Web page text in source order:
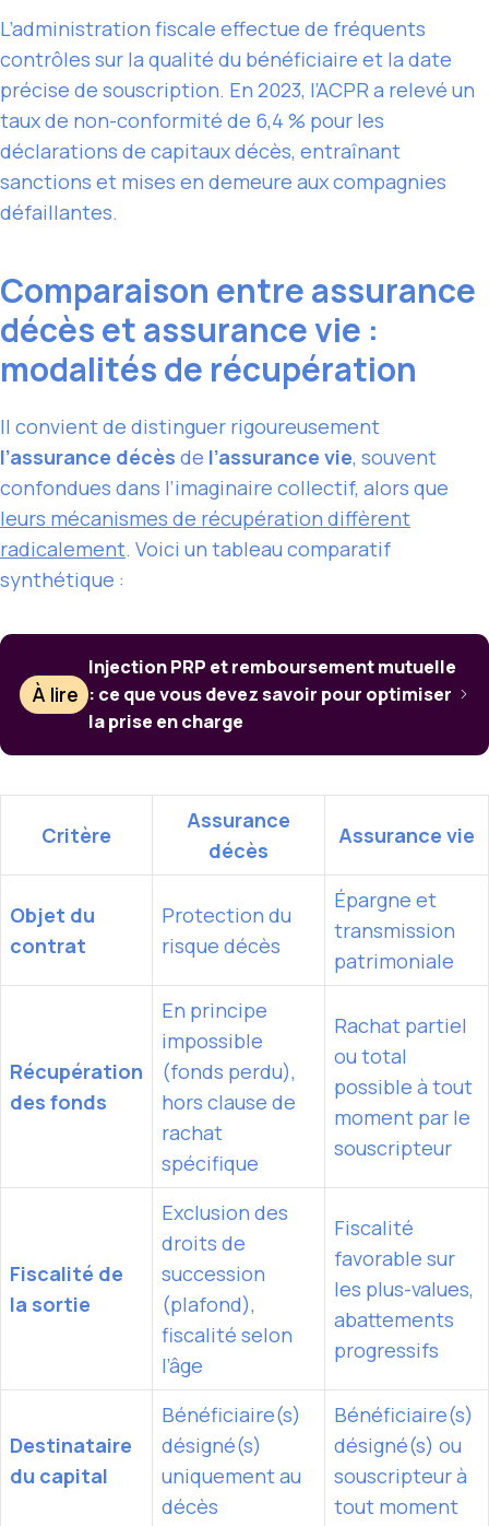
L’administration fiscale effectue de fréquents
contrôles sur la qualité du bénéficiaire et la date
précise de souscription. En 2023, l’ACPR a relevé un
taux de non-conformité de 6,4 % pour les
déclarations de capitaux décès, entraînant
sanctions et mises en demeure aux compagnies
défaillantes.
Comparaison entre assurance
décès et assurance vie :
modalités de récupération
Il convient de distinguer rigoureusement
l’assurance décès de l’assurance vie, souvent
confondues dans l’imaginaire collectif, alors que
leurs mécanismes de récupération diffèrent
radicalement. Voici un tableau comparatif
synthétique :
À lire
Injection PRP et remboursement mutuelle
: ce que vous devez savoir pour optimiser
la prise en charge
Critère
Assurance
décès
Assurance vie
Objet du
contrat
Protection du
risque décès
Épargne et
transmission
patrimoniale
Récupération
des fonds
En principe
impossible
(fonds perdu),
hors clause de
rachat
spécifique
Rachat partiel
ou total
possible à tout
moment par le
souscripteur
Fiscalité de
la sortie
Exclusion des
droits de
succession
(plafond),
fiscalité selon
l’âge
Fiscalité
favorable sur
les plus-values,
abattements
progressifs
Destinataire
du capital
Bénéficiaire(s)
désigné(s)
uniquement au
décès
Bénéficiaire(s)
désigné(s) ou
souscripteur à
tout moment